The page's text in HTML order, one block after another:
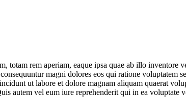
rem aperiam, eaque ipsa quae ab illo inventore
magni dolores eos qui ratione voluptatem
ut labore et dolore magnam aliquam quaerat
autem vel eum iure reprehenderit qui in ea voluptate